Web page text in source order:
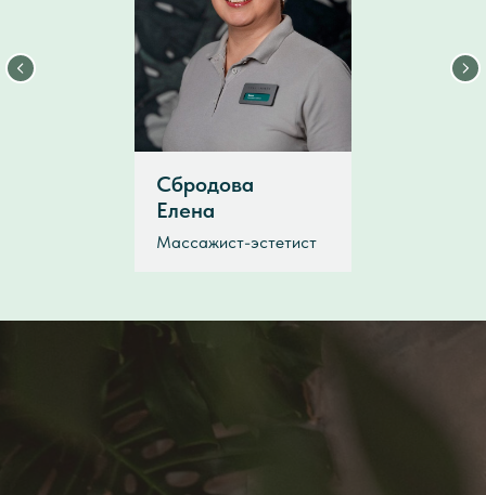
Сбродова
Елена
Массажист-эстетист